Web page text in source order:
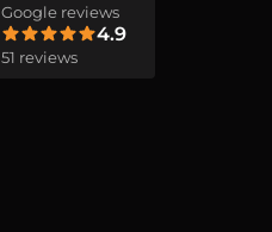
Google reviews
4.9
51 reviews